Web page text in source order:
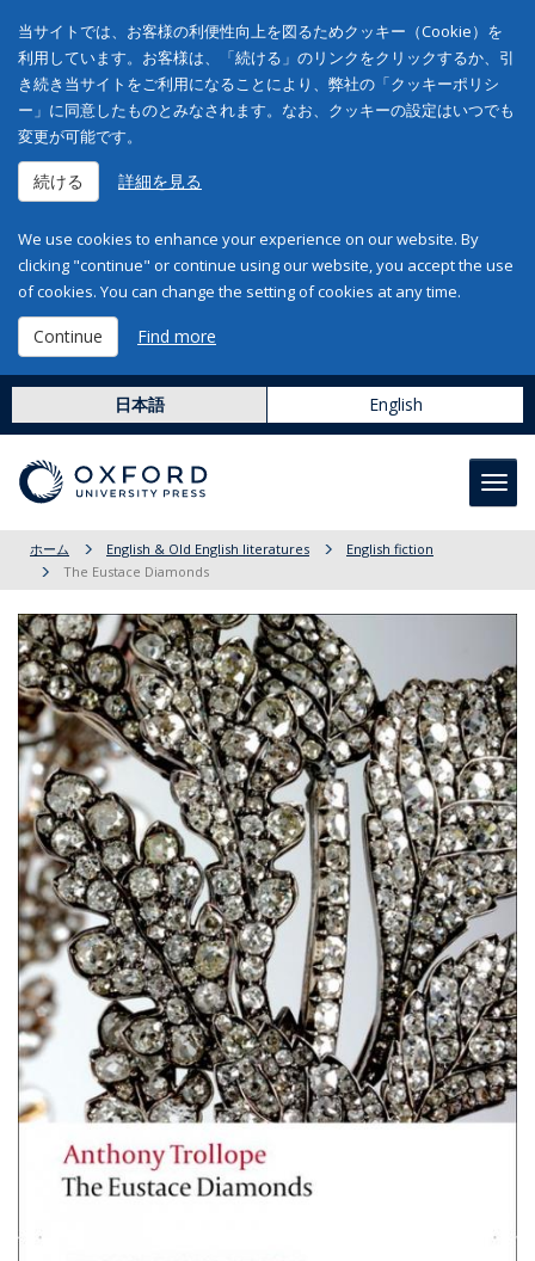
当サイトでは、お客様の利便性向上を図るためクッキー（Cookie）を
利用しています。お客様は、「続ける」のリンクをクリックするか、引
き続き当サイトをご利用になることにより、弊社の「クッキーポリシ
ー」に同意したものとみなされます。なお、クッキーの設定はいつでも
変更が可能です。
続ける 詳細を見る
We use cookies to enhance your experience on our website. By
clicking "continue" or continue using our website, you accept the use
of cookies. You can change the setting of cookies at any time.
Continue Find more
日本語 English
ホーム English & Old English literatures
English fiction
The Eustace Diamonds